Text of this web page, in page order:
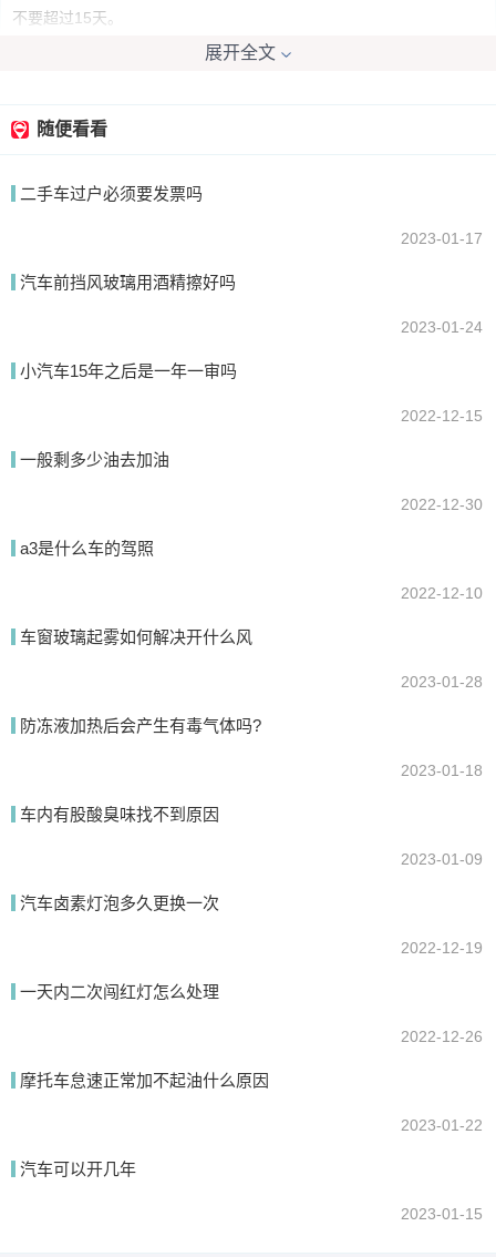
不要超过15天。
展开全文
随便看看
二手车过户必须要发票吗
2023-01-17
汽车前挡风玻璃用酒精擦好吗
2023-01-24
小汽车15年之后是一年一审吗
2022-12-15
一般剩多少油去加油
2022-12-30
a3是什么车的驾照
2022-12-10
车窗玻璃起雾如何解决开什么风
2023-01-28
防冻液加热后会产生有毒气体吗?
2023-01-18
车内有股酸臭味找不到原因
2023-01-09
汽车卤素灯泡多久更换一次
2022-12-19
一天内二次闯红灯怎么处理
2022-12-26
摩托车怠速正常加不起油什么原因
2023-01-22
汽车可以开几年
2023-01-15